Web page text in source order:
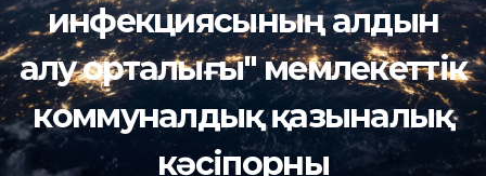
инфекциясының алдын
алу орталығы" мемлекеттік
коммуналдық қазыналық
кәсіпорны